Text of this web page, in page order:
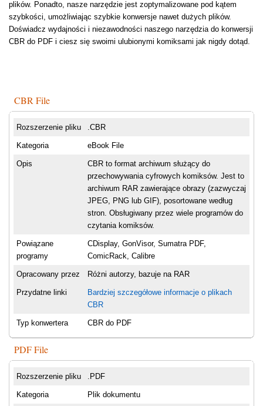
plików. Ponadto, nasze narzędzie jest zoptymalizowane pod kątem
szybkości, umożliwiając szybkie konwersje nawet dużych plików.
Doświadcz wydajności i niezawodności naszego narzędzia do konwersji
CBR do PDF i ciesz się swoimi ulubionymi komiksami jak nigdy dotąd.
CBR File
Rozszerzenie pliku .CBR
Kategoria eBook File
Opis
CBR to format archiwum służący do
przechowywania cyfrowych komiksów. Jest to
archiwum RAR zawierające obrazy (zazwyczaj
JPEG, PNG lub GIF), posortowane według
stron. Obsługiwany przez wiele programów do
czytania komiksów.
Powiązane
programy
CDisplay, GonVisor, Sumatra PDF,
ComicRack, Calibre
Opracowany przez Różni autorzy, bazuje na RAR
Przydatne linki
Bardziej szczegółowe informacje o plikach
CBR
Typ konwertera CBR do PDF
PDF File
Rozszerzenie pliku .PDF
Kategoria Plik dokumentu